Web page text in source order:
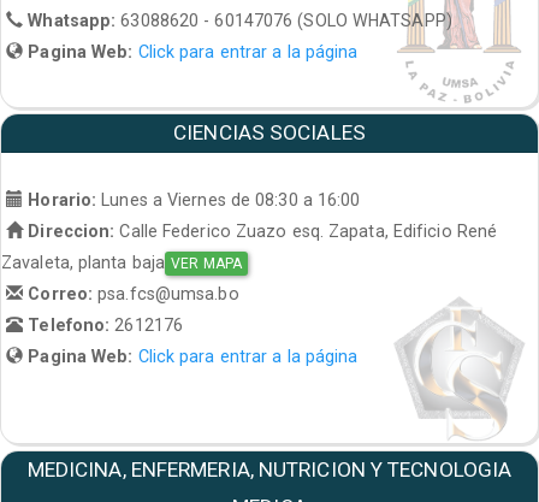
Whatsapp:63088620 - 60147076 (SOLO WHATSAPP)
Pagina Web: Click para entrar a la página
CIENCIAS SOCIALES
Horario:
Lunes a Viernes de 08:30 a 16:00
Direccion: Calle Federico Zuazo esq. Zapata, Edificio René
Zavaleta, planta baja VER MAPA
Correo:psa.fcs@umsa.bo
Telefono: 2612176
Pagina Web: Click para entrar a la página
MEDICINA, ENFERMERIA, NUTRICION Y TECNOLOGIA